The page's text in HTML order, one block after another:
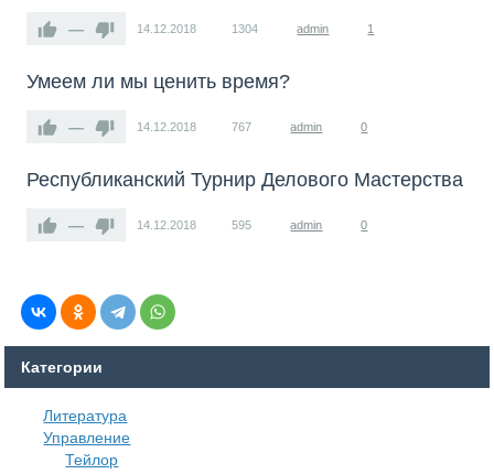
— 14.12.2018 1304 admin 1
​Умеем ли мы ценить время?
— 14.12.2018 767 admin 0
Республиканский Турнир Делового Мастерства
— 14.12.2018 595 admin 0
Категории
Литература
Управление
Тейлор